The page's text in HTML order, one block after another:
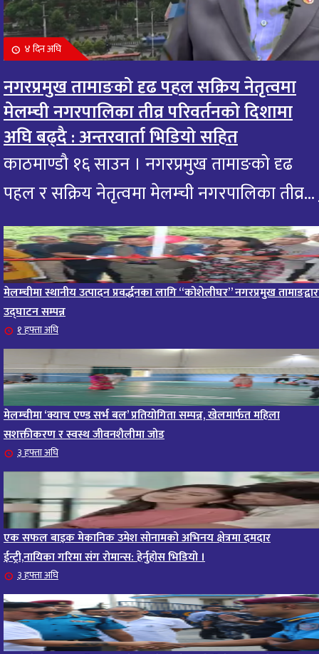
११
आज मंगलबार भगवान गजानन गणेशको दर्शन गरि
आजको राशिफल हेर्नुहोस: यी राशिलाई एकदम शुभ
१0 महिना अघि
१२ आजको राशिफल : २० भाद्र २०८२, शुक्रबार
११ महिना अघि
१३ आजको राशिफल – १९ भाद्र २०८२, बिहीवार
११ महिना अघि
आज २०८२ साल भदौ १६ गते सोमबारको राशिफल
१५
आजको राशिफल : २०८२ भदौ १२ गते बिहीवार, २८
२०२५
११ महिना अघि
१६ ११ महिना अघि
१७ आजको राशिफल – २०८२ साल भाद्र १० गते, मंगलबार
११ महिना अघि
१८
आजको राशिफल : आइतवार, ८ भदौ २०८२ (२४ अगस्ट
११ महिना अघि
१९ आजको राशिफल २०८२ भदाै ४ गते, बुधवार
११ महिना अघि
२०
आजको राशिफल: अवसर र चुनौतीसँग दिन बित्नेछ, धैर्यले
११ महिना अघि
४ दिन अघि
नगरप्रमुख तामाङको दृढ पहल सक्रिय नेतृत्वमा
मेलम्ची नगरपालिका तीव्र परिवर्तनको दिशामा
अघि बढ्दै : अन्तरवार्ता भिडियो सहित
काठमाण्डौ १६ साउन । नगरप्रमुख तामाङको दृढ
पहल र सक्रिय नेतृत्वमा मेलम्ची नगरपालिका तीव्र...
मेलम्चीमा स्थानीय उत्पादन प्रवर्द्धनका लागि “कोशेलीघर” नगरप्रमुख
उद्घाटन सम्पन्न
१ हफ्ता अघि
मेलम्चीमा ‘क्याच एण्ड सर्भ बल’ प्रतियोगिता सम्पन्न, खेलमार्फत महिला
सशक्तीकरण र स्वस्थ जीवनशैलीमा जोड
३ हफ्ता अघि
एक सफल बाइक मेकानिक उमेश सोनामको अभिनय क्षेत्रमा दमदार
ईन्ट्री,नायिका गरिमा संग रोमान्स: हेर्नुहोस भिडियो ।
३ हफ्ता अघि